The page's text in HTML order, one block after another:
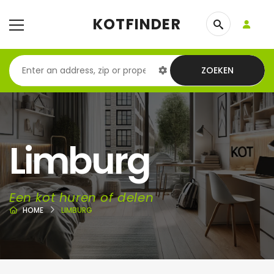
KOTFINDER
ZOEKEN
Limburg
Een kot huren of delen
HOME LIMBURG